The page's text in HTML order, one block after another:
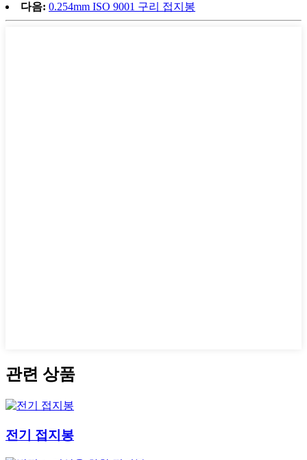
다음: 0.254mm ISO 9001 구리 접지봉
관련 상품
전기 접지봉